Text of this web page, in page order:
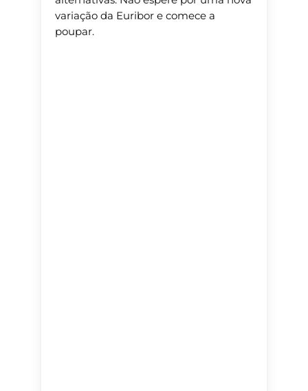
variação da Euribor e comece a
poupar.